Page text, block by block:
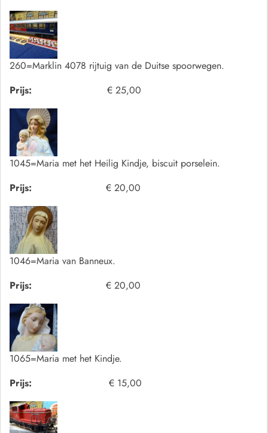
260=Marklin 4078 rijtuig van de Duitse spoorwegen.
Prijs:
€ 25,00
1045=Maria met het Heilig Kindje, biscuit porselein.
Prijs:
€ 20,00
1046=Maria van Banneux.
Prijs:
€ 20,00
1065=Maria met het Kindje.
Prijs:
€ 15,00